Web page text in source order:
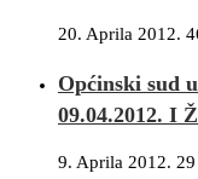
20. Aprila 2012.
Općinski sud
09.04.2012. I
9. Aprila 2012.